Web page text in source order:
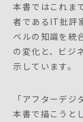
本書ではこれま
者であるIT批評
ベルの知識を統
の変化と、ビジ
示しています。
「アフターデジ
本書で描こうと